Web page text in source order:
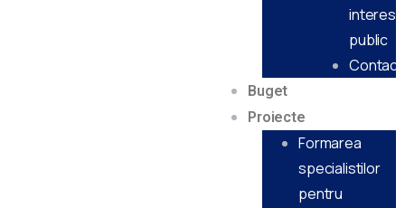
interes
public
Contact
Buget
Proiecte
Formarea
specialistilor
pentru